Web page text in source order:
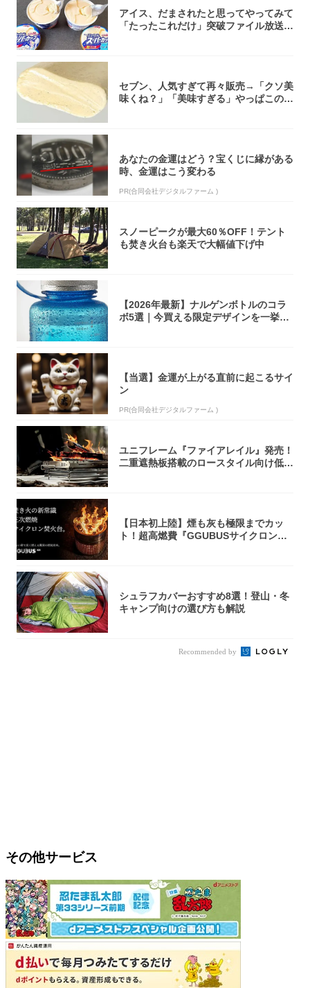
アイス、だまされたと思ってやってみて
「たったこれだけ」突破ファイル放送で
セブン、人気すぎて再々販売→「クソ美
味くね？」「美味すぎる」やっぱこのク
あなたの金運はどう？宝くじに縁がある
時、金運はこう変わる
PR(合同会社デジタルファーム )
スノーピークが最大60％OFF！テント
も焚き火台も楽天で大幅値下げ中
【2026年最新】ナルゲンボトルのコラ
ボ5選｜今買える限定デザインを一挙紹
【当選】金運が上がる直前に起こるサイ
ン
PR(合同会社デジタルファーム )
ユニフレーム『ファイアレイル』発売！
二重遮熱板搭載のロースタイル向け低型
【日本初上陸】煙も灰も極限までカッ
ト！超高燃費『GGUBUSサイクロン焚
シュラフカバーおすすめ8選！登山・冬
キャンプ向けの選び方も解説
Recommended by
その他サービス